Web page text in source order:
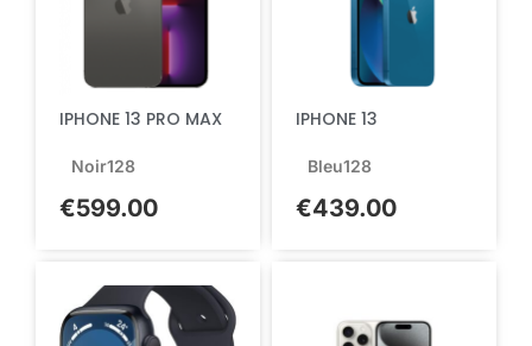
IPHONE 13 PRO MAX
Noir128
€599.00
IPHONE 13
Bleu128
€439.00